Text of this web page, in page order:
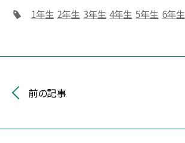
1年生 2年生 3年生 4年生 5年生 6年生
前の記事